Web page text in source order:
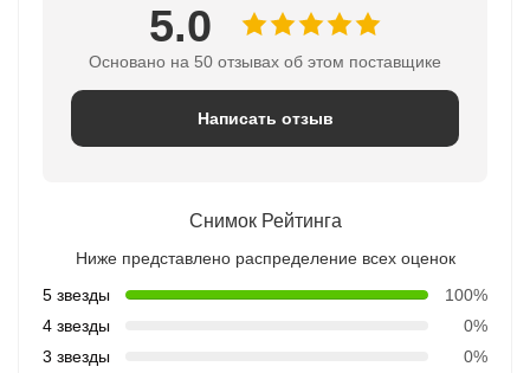
5.0
Основано на 50 отзывах об этом поставщике
Написать отзыв
Снимок Рейтинга
Ниже представлено распределение всех оценок
5 звезды
100%
4 звезды
0%
3 звезды
0%